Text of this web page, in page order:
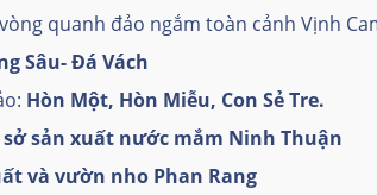
quanh đảo ngắm toàn cảnh Vịnh
Sâu- Đá Vách
Hòn Một, Hòn Miễu, Con Sẻ Tre.
sản xuất nước mắm Ninh Thuận
và vườn nho Phan Rang